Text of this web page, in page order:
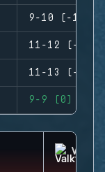
9-10 (-1)
11-12 (-1)
11-13 (-2)
9-9 (0)